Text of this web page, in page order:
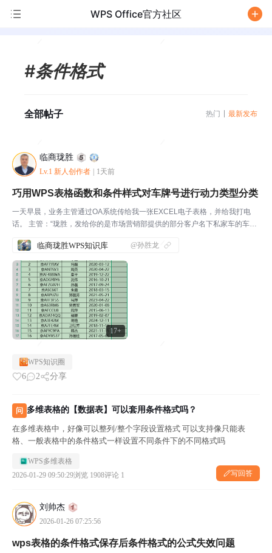
WPS Office官方社区
#条件格式
全部帖子 热门 最新发布
临商珑胜
Lv.1 新人创作者 1天前
17+
巧用WPS表格函数和条件样式对车牌号进行动力类型分类
一天早晨，业务主管通过OA系统传给我一张EXCEL电子表格，并给我打电
话。 主管：“珑胜，发给你的是市场营销部提供的部分客户名下私家车的车牌
户资源、增强获客能力的参考依据。”我：“这...
临商珑胜WPS知识库 @孙胜龙
WPS知识圈
6 2 分享
问 多维表格的【数据表】可以套用条件格式吗？
在多维表格中，好像可以整列/整个字段设置格式 可以支持像只能表
格、一般表格中的条件格式一样设置不同条件下的不同格式吗
WPS多维表格
2026-01-29 09:50:29浏览 1908评论 1 写回答
刘帅杰
2026-01-26 07:25:56
wps表格的条件格式保存后条件格式的公式失效问题